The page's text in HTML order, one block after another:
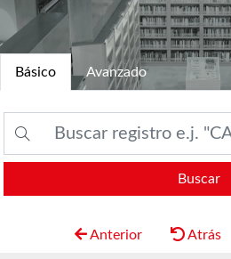
Básico Avanzado
Buscar
Anterior Atrás